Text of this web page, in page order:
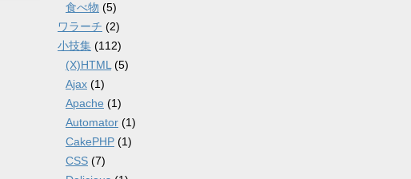
食べ物 (5)
ワラーチ (2)
小技集 (112)
(X)HTML (5)
Ajax (1)
Apache (1)
Automator (1)
CakePHP (1)
CSS (7)